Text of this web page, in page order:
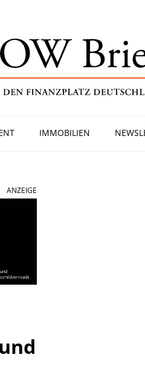
IMMOBILIEN
ANZEIGE